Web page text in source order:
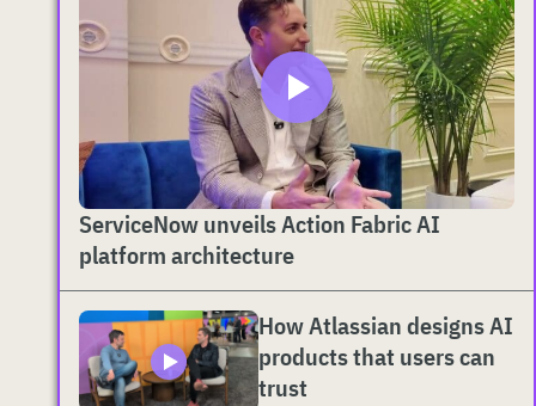
ServiceNow unveils Action Fabric AI
platform architecture
How Atlassian designs AI
products that users can
trust